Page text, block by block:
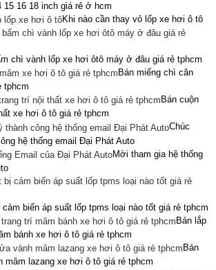
16 18 inch giá rẻ ở hcm
Khi nào cần thay vỏ lốp xe hơi ô tô
chì vành lốp xe hơi ôtô máy ở đâu giá rẻ tphcm
Bán miếng chì cân
tphcm
Bán cuộn
xe hơi ô tô giá rẻ tphcm
Chúc
hệ thống email Đại Phát Auto
Mời tham gia hệ thống
biến áp suất lốp tpms loại nào tốt giá rẻ tphcm
Bán lắp
bánh xe hơi ô tô giá rẻ tphcm
Bán
mâm lazang xe hơi ô tô giá rẻ tphcm